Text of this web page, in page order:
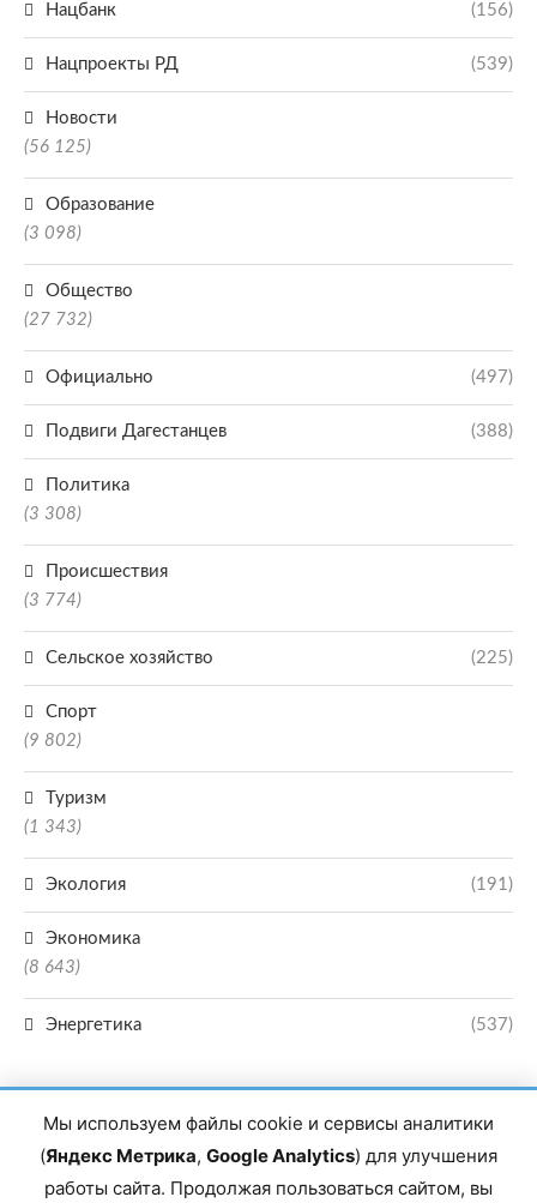
Нацбанк (156)
Нацпроекты РД (539)
Новости
(56 125)
Образование
(3 098)
Общество
(27 732)
Официально (497)
Подвиги Дагестанцев (388)
Политика
(3 308)
Происшествия
(3 774)
Сельское хозяйство (225)
Спорт
(9 802)
Туризм
(1 343)
Экология (191)
Экономика
(8 643)
Энергетика (537)
Главный редактор сетевого издания Магомаев Тимур Нухович. Контакты
Мы используем файлы cookie и сервисы аналитики
(Яндекс Метрика, Google Analytics) для улучшения
работы сайта. Продолжая пользоваться сайтом, вы